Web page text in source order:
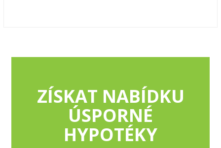
ZÍSKAT NABÍDKU
ÚSPORNÉ
HYPOTÉKY